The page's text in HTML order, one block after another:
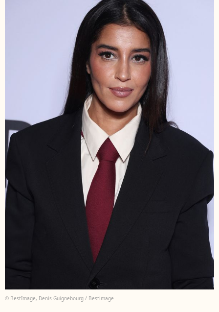
© BestImage, Denis Guignebourg / Bestimage